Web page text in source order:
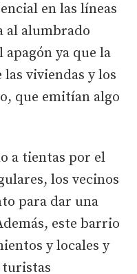
en las líneas
al alumbrado
ya que la
viviendas y los
que emitían algo
a tientas por el
los vecinos
para dar una
este barrio
y locales y
turistas